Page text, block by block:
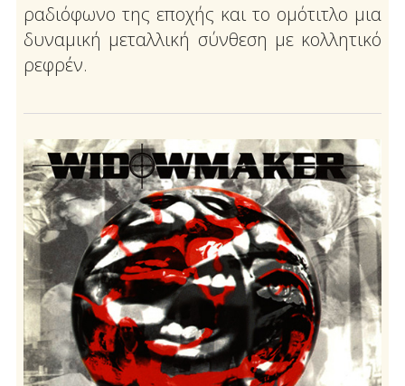
ραδιόφωνο της εποχής και το ομότιτλο μια
δυναμική μεταλλική σύνθεση με κολλητικό
ρεφρέν.